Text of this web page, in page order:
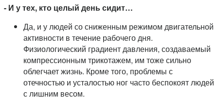
- И у тех, кто целый день сидит…
Да, и у людей со сниженным режимом двигательной
активности в течение рабочего дня.
Физиологический градиент давления, создаваемый
компрессионным трикотажем, им тоже сильно
облегчает жизнь. Кроме того, проблемы с
отечностью и усталостью ног часто беспокоят людей
с лишним весом.